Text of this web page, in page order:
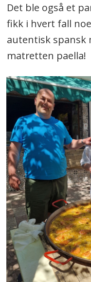
Det ble også et
fikk i hvert fall
autentisk spansk
matretten paella!